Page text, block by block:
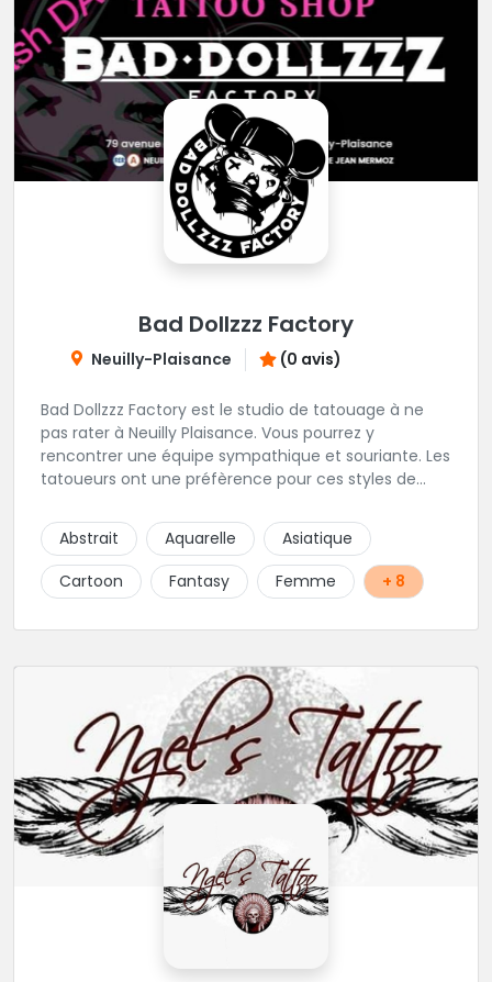
Bad Dollzzz Factory
Neuilly-Plaisance (0 avis)
Bad Dollzzz Factory est le studio de tatouage à ne
pas rater à Neuilly Plaisance. Vous pourrez y
rencontrer une équipe sympathique et souriante. Les
tatoueurs ont une préfèrence pour ces styles de
culture et traits fins. Foncez !
Abstrait Aquarelle
Asiatique
Cartoon
Fantasy Femme + 8